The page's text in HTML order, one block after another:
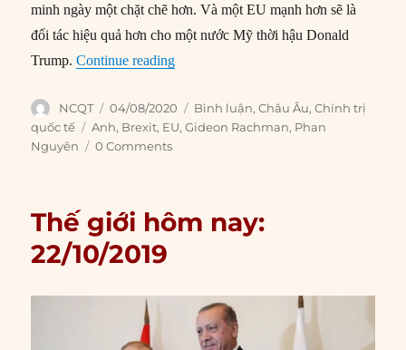
minh ngày một chặt chẽ hơn. Và một EU mạnh hơn sẽ là
đối tác hiệu quả hơn cho một nước Mỹ thời hậu Donald
Trump.Continue reading“Tại sao Brexit rốt cuộc giúp củng cố
Author
NCQT
Posted
on
04/08/2020 Categories
Bình luận,Châu Âu,Chính trị
quốc tế
Tags
Anh, Brexit, EU,Gideon Rachman, Phan
Nguyên
0 Comments
Thế giới hôm nay:
22/10/2019